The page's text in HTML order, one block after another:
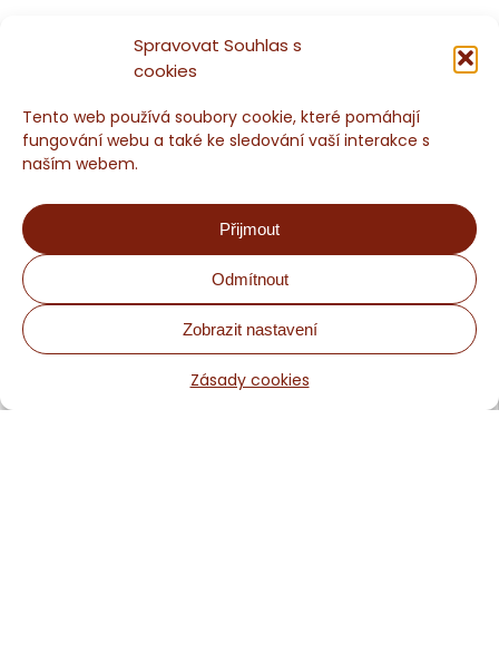
Spravovat Souhlas s
cookies
Tento web používá soubory cookie, které pomáhají
fungování webu a také ke sledování vaší interakce s
naším webem.
Přijmout
Odmítnout
Zobrazit nastavení
Zásady cookies